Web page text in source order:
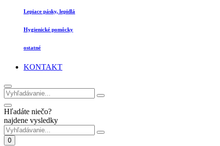
Lepiace pásky, lepidlá
Hygienické pomôcky
ostatné
KONTAKT
Hľadáte niečo?
najdene vysledky
0